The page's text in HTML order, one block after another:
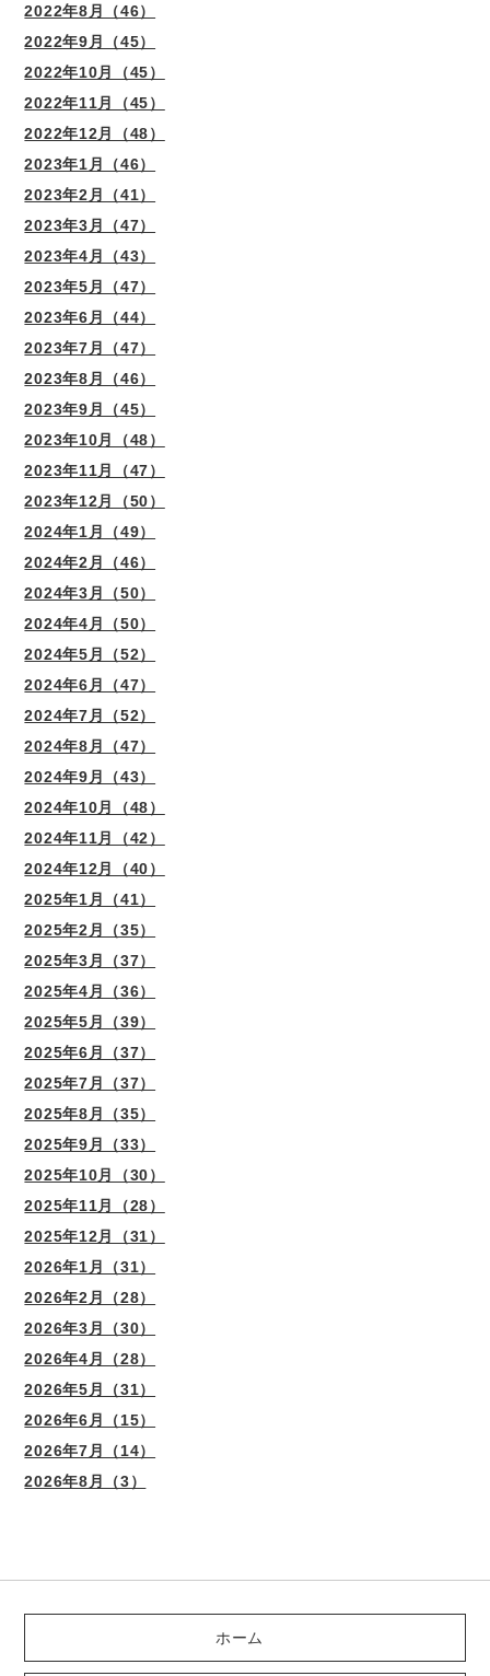
2022年8月（46）
2022年9月（45）
2022年10月（45）
2022年11月（45）
2022年12月（48）
2023年1月（46）
2023年2月（41）
2023年3月（47）
2023年4月（43）
2023年5月（47）
2023年6月（44）
2023年7月（47）
2023年8月（46）
2023年9月（45）
2023年10月（48）
2023年11月（47）
2023年12月（50）
2024年1月（49）
2024年2月（46）
2024年3月（50）
2024年4月（50）
2024年5月（52）
2024年6月（47）
2024年7月（52）
2024年8月（47）
2024年9月（43）
2024年10月（48）
2024年11月（42）
2024年12月（40）
2025年1月（41）
2025年2月（35）
2025年3月（37）
2025年4月（36）
2025年5月（39）
2025年6月（37）
2025年7月（37）
2025年8月（35）
2025年9月（33）
2025年10月（30）
2025年11月（28）
2025年12月（31）
2026年1月（31）
2026年2月（28）
2026年3月（30）
2026年4月（28）
2026年5月（31）
2026年6月（15）
2026年7月（14）
2026年8月（3）
ホーム